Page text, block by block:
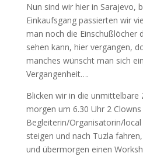
Nun sind wir hier in Sarajevo,
Einkaufsgang passierten wir
man noch die Einschußlöcher
sehen kann, hier vergangen,
manches wünscht man sich
Vergangenheit….
Blicken wir in die unmittelbare
morgen um 6.30 Uhr 2
Begleiterin/Organisatorin/
steigen und nach Tuzla
und übermorgen einen